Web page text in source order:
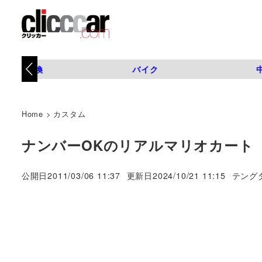
タイヤ交換 バイク
Home > カスタム
ナンバーOKのリアルマリオカート
公開日2011/03/06 11:37 更新日2024/10/21 11:15
著
テング